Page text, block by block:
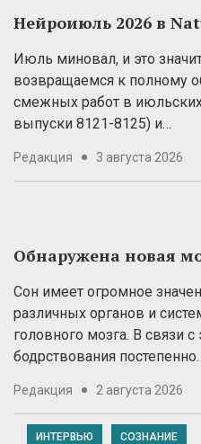
Нейроиюль 2026 в
Июль миновал, и это
возвращаемся к полному
смежных работ в
выпуски 8121-8125) и…
Редакция 3 августа 2026
Обнаружена новая
Сон имеет огромное
различных органов и
головного мозга. В связи
бодрствования
Редакция 2 августа 2026
ИНТЕРВЬЮ СОЗНАНИЕ